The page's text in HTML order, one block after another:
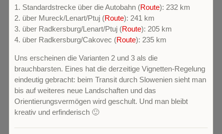
1. Standardstrecke über die Autobahn (Route): 232 km
2. über Mureck/Lenart/Ptuj (Route): 241 km
3. über Radkersburg/Lenart/Ptuj (Route): 205 km
4. über Radkersburg/Cakovec (Route): 235 km
Uns erscheinen die Varianten 2 und 3 als die
brauchbarsten. Eines hat die derzeitige Vignetten-Regelung
eindeutig gebracht: beim Transit durch Slowenien sieht man
bis auf weiteres neue Landschaften und das
Orientierungsvermögen wird geschult. Und man bleibt
kreativ und erfinderisch 🙂